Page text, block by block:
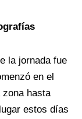
la jornada fue
en el
hasta
estos días